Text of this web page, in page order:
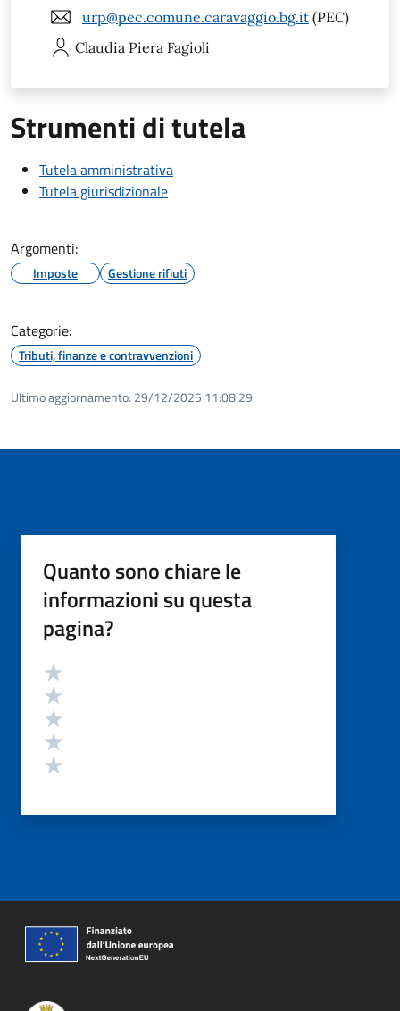
urp@pec.comune.caravaggio.bg.it (PEC)
Claudia Piera Fagioli
Strumenti di tutela
Tutela amministrativa
Tutela giurisdizionale
Argomenti:
Imposte Gestione rifiuti
Categorie:
Tributi, finanze e contravvenzioni
Ultimo aggiornamento: 29/12/2025 11:08.29
Quanto sono chiare le
informazioni su questa
pagina?
Valutazione